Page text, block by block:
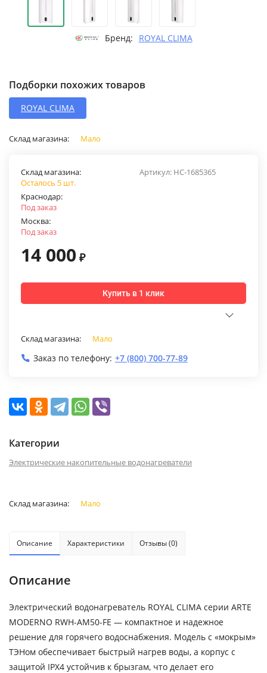
Бренд: ROYAL CLIMA
Подборки похожих товаров
ROYAL CLIMA
Склад магазина: Мало
Артикул: НС-1685365
Склад магазина:
Осталось 5 шт.
Краснодар:
Под заказ
Москва:
Под заказ
14 000 ₽
Купить в 1 клик
Склад магазина: Мало
Заказ по телефону: +7 (800) 700-77-89
Категории
Электрические накопительные водонагреватели
Склад магазина: Мало
Описание Характеристики Отзывы (0)
Описание
Электрический водонагреватель ROYAL CLIMA серии ARTE
MODERNO RWH-AM50-FE — компактное и надежное
решение для горячего водоснабжения. Модель с «мокрым»
ТЭНом обеспечивает быстрый нагрев воды, а корпус с
защитой IPX4 устойчив к брызгам, что делает его